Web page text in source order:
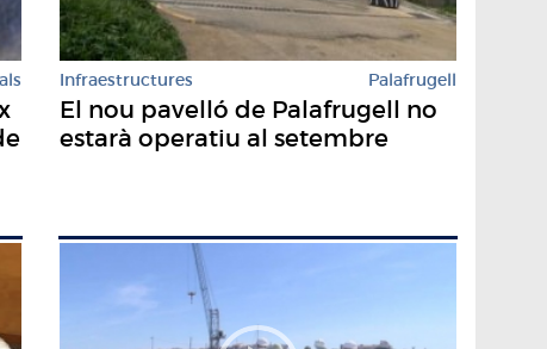
Infraestructures Palafrugell
El nou pavelló de Palafrugell no
estarà operatiu al setembre